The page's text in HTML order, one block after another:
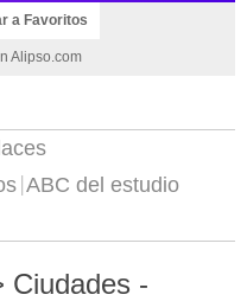
a Favoritos
Alipso.com
ABC del estudio
Ciudades -